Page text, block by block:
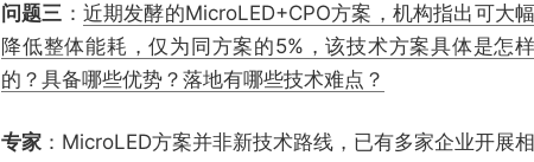
问题三 ： 近期发酵的MicroLED+CPO方案，机构指出可大幅
降低整体能耗，仅为同方案的5%，该技术方案具体是怎样
的？具备哪些优势？落地有哪些技术难点？
专家 ：MicroLED方案并非新技术路线，已有多家企业开展相